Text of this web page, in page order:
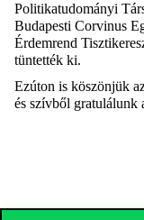
Politikatudományi
Budapesti Corvinus
Érdemrend
tüntették ki.
Ezúton is köszönjük
és szívből gratulálunk